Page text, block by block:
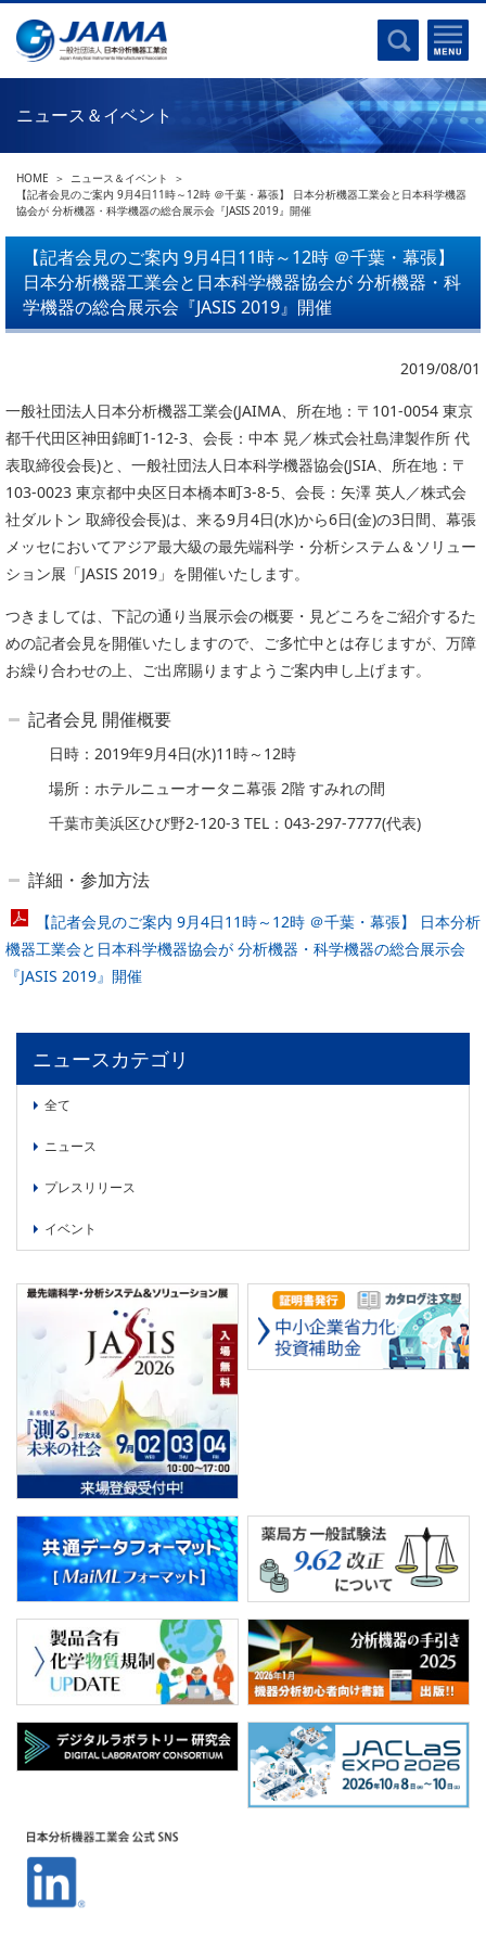
事業計画書
沿革
関連リンク
主な活動
分析機器・科学機器遺産認定
海外交流事業
製品含有化学物質規制 UPDATE
統計
刊行物のご案内
委員会活動
協力企業との適正取引の推進
分析用X線検査装置他PCB廃棄物処理について
会員会社
会員リスト
入会のご案内
入会金・会費規程
ニュース＆イベント
プレスリリース
イベント
はじめに
電磁波(光)
クロマトグラフ
質量分析
電子顕微鏡
熱分析
電気化学
磁気共鳴
電子線応用
機器分析が支える、豊かな暮らしと産業のフロンティア
総論・各種分析法
環境
食品
ライフサイエンス
イメージング
材料
X線・放射光
PICK UP
ニュース＆イベント
HOME
ニュース＆イベント
【記者会見のご案内 9月4日11時～12時 ＠千葉・幕張】 日本分析機器工業会と日本科学機器
協会が 分析機器・科学機器の総合展示会『JASIS 2019』開催
【記者会見のご案内 9月4日11時～12時 ＠千葉・幕張】
日本分析機器工業会と日本科学機器協会が 分析機器・科
学機器の総合展示会『JASIS 2019』開催
2019/08/01
一般社団法人日本分析機器工業会(JAIMA、所在地：〒101-0054 東京
都千代田区神田錦町1-12-3、会長：中本 晃／株式会社島津製作所 代
表取締役会長)と、一般社団法人日本科学機器協会(JSIA、所在地：〒
103-0023 東京都中央区日本橋本町3-8-5、会長：矢澤 英人／株式会
社ダルトン 取締役会長)は、来る9月4日(水)から6日(金)の3日間、幕張
メッセにおいてアジア最大級の最先端科学・分析システム＆ソリュー
ション展「JASIS 2019」を開催いたします。
つきましては、下記の通り当展示会の概要・見どころをご紹介するた
めの記者会見を開催いたしますので、ご多忙中とは存じますが、万障
お繰り合わせの上、ご出席賜りますようご案内申し上げます。
記者会見 開催概要
日時：2019年9月4日(水)11時～12時
場所：ホテルニューオータニ幕張 2階 すみれの間
千葉市美浜区ひび野2-120-3 TEL：043-297-7777(代表)
詳細・参加方法
【記者会見のご案内 9月4日11時～12時 ＠千葉・幕張】 日本分析
機器工業会と日本科学機器協会が 分析機器・科学機器の総合展示会
『JASIS 2019』開催
ニュースカテゴリ
全て
ニュース
プレスリリース
イベント